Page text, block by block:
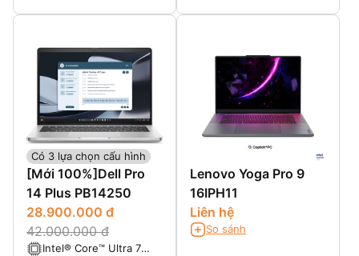
nits, Low power, 100%
sRGB 16:10 Aspect
Ratio
Có 3 lựa chọn cấu hình
[Mới 100%]Dell Pro
14 Plus PB14250
28.900.000 đ
42.000.000 đ
Intel® Core™ Ultra 7
Lenovo Yoga Pro 9
16IPH11
Liên hệ
So sánh